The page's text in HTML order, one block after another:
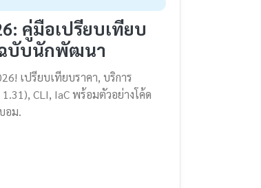
คู่มือเปรียบเทียบ
ฉบับนักพัฒนา
เปรียบเทียบราคา, บริการ
CLI, IaC พร้อมตัวอย่างโค้ด
อม.